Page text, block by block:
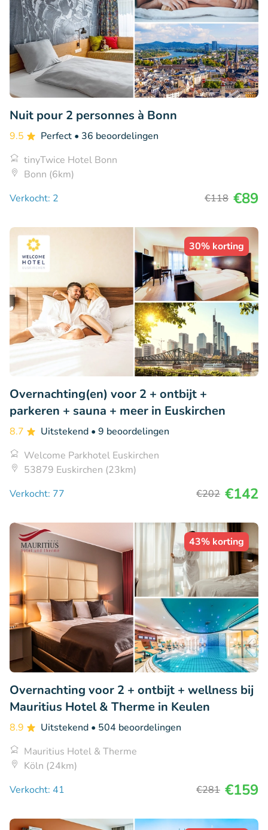
Nuit pour 2 personnes à Bonn
9.5 Perfect • 36 beoordelingen
tinyTwice Hotel Bonn
Bonn (6km)
Verkocht: 2
€118 €89
30% korting
Overnachting(en) voor 2 + ontbijt +
parkeren + sauna + meer in Euskirchen
8.7 Uitstekend • 9 beoordelingen
Welcome Parkhotel Euskirchen
53879 Euskirchen (23km)
Verkocht: 77
€202 €142
43% korting
Overnachting voor 2 + ontbijt + wellness bij
Mauritius Hotel & Therme in Keulen
8.9 Uitstekend • 504 beoordelingen
Mauritius Hotel & Therme
Köln (24km)
Verkocht: 41
€281 €159